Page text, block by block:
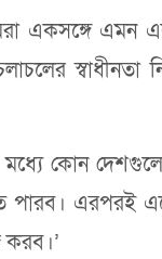
একসঙ্গে এমন
স্বাধীনতা
মধ্যে কোন
পারব। এরপরই
করব।’